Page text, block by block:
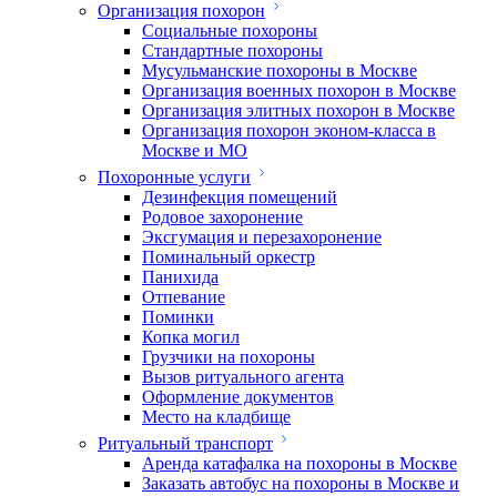
Организация похорон
Социальные похороны
Стандартные похороны
Мусульманские похороны в Москве
Организация военных похорон в Москве
Организация элитных похорон в Москве
Организация похорон эконом-класса в
Москве и МО
Похоронные услуги
Дезинфекция помещений
Родовое захоронение
Эксгумация и перезахоронение
Поминальный оркестр
Панихида
Отпевание
Поминки
Копка могил
Грузчики на похороны
Вызов ритуального агента
Оформление документов
Место на кладбище
Ритуальный транспорт
Аренда катафалка на похороны в Москве
Заказать автобус на похороны в Москве и